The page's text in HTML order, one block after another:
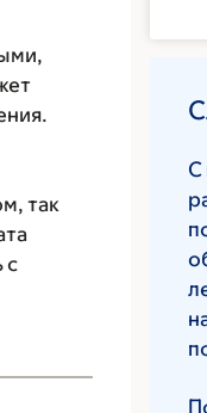
так
с
С